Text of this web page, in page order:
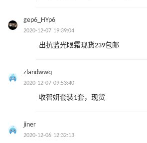
gep6_HYp6
2020-12-07 19:39:04
出抗蓝光眼霜现货239包邮
zlandwwq
2020-12-07 09:53:40
收智妍套装1套，现货
jiner
2020-12-06 12:32:13